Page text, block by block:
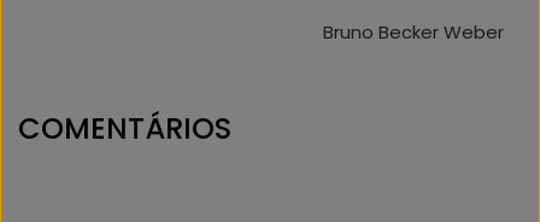
Bruno Becker Weber
COMENTÁRIOS